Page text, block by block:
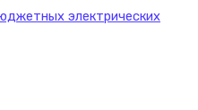
электрических